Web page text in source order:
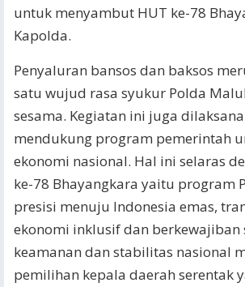
untuk menyambut HUT ke-78
Kapolda.
Penyaluran bansos dan baksos
satu wujud rasa syukur Polda
sesama. Kegiatan ini juga
mendukung program pemerintah
ekonomi nasional. Hal ini selaras
ke-78 Bhayangkara yaitu program
presisi menuju Indonesia emas,
ekonomi inklusif dan berkewajiban
keamanan dan stabilitas nasional
pemilihan kepala daerah serentak